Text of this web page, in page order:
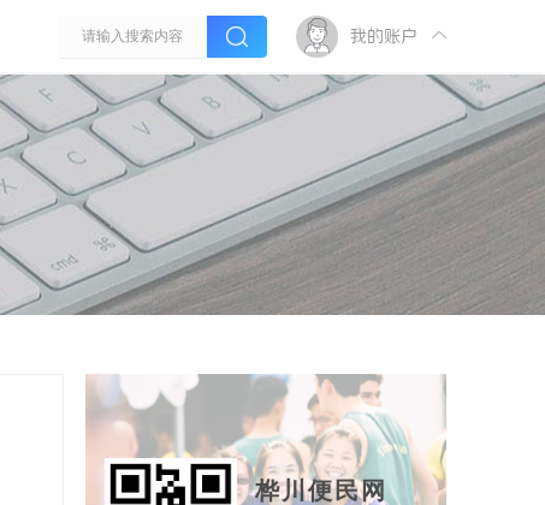
我的账户
桦川便民网